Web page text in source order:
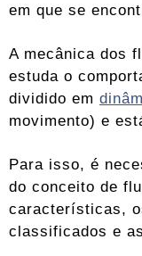
em que se
A mecânica dos
estuda o
dividido em
movimento) e
Para isso, é
do conceito de
características,
classificados e